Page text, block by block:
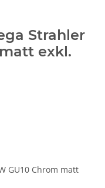
Strahler
exkl.
GU10 Chrom matt